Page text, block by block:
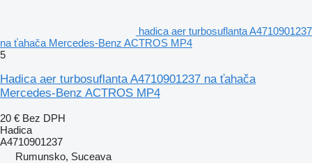
hadica aer turbosuflanta A4710901237
na ťahača Mercedes-Benz ACTROS MP4
5
Hadica aer turbosuflanta A4710901237 na ťahača
Mercedes-Benz ACTROS MP4
20 € Bez DPH
Hadica
A4710901237
Rumunsko, Suceava